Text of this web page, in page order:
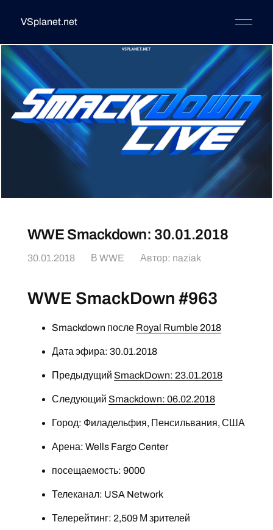
VSplanet.net
WWE Smackdown: 30.01.2018
30.01.2018 В WWE Автор: naziak
WWE SmackDown #963
Smackdown после Royal Rumble 2018
Дата эфира: 30.01.2018
Предыдущий SmackDown: 23.01.2018
Следующий Smackdown: 06.02.2018
Город: Филадельфия, Пенсильвания, США
Арена: Wells Fargo Center
посещаемость: 9000
Телеканал: USA Network
Телерейтинг: 2,509 М зрителей